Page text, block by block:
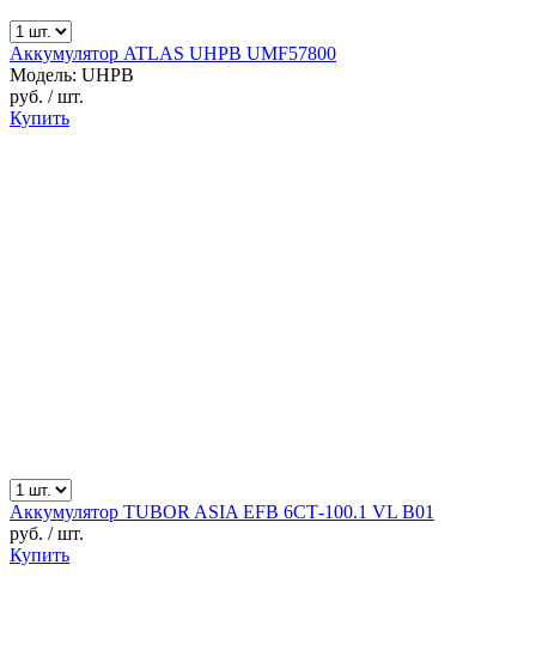
Аккумулятор ATLAS UHPB UMF57800
Модель: UHPB
руб. / шт.
Купить
Аккумулятор TUBOR ASIA EFB 6СТ-100.1 VL B01
руб. / шт.
Купить